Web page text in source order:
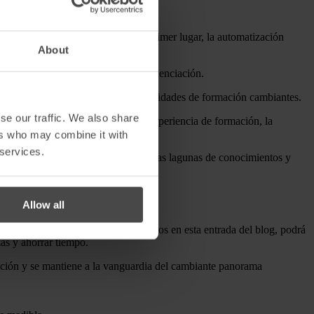
About
our traffic. We also share
who may combine it with
Allow all
postura de ciberseguridad. En primer lugar, la automatización
mismo nivel de educación y concienciación.
plantilla creciente o a unas necesidades de formación cambiantes.
en tiempo real. Al gamificar la experiencia de formación, la
de formación, identificar las lagunas de conocimientos y
Si sigue los cinco pasos descritos en esta entrada del blog, podrá
y ahorrar tiempo.
y se mantiene a la vanguardia del cambiante panorama